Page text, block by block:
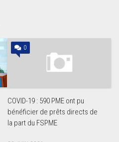
0
COVID-19 : 590 PME ont pu
bénéficier de prêts directs de
la part du FSPME